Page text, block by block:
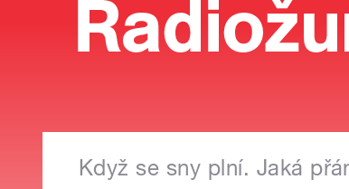
Když se sny plní. Jaká